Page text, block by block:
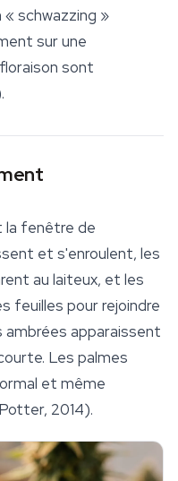
schwazzing »
sur une
sont
la fenêtre de
et s'enroulent, les
au laiteux, et les
feuilles pour rejoindre
apparaissent
Les palmes
et même
2014).